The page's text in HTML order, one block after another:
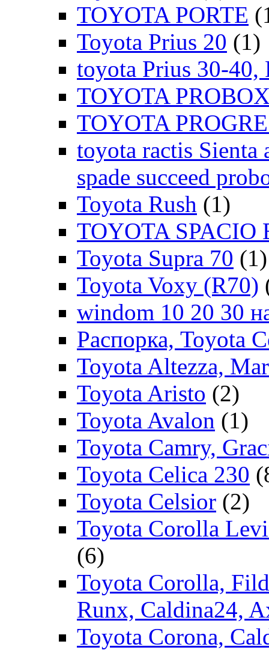
TOYOTA PORTE
Toyota Prius 20 (1)
toyota Prius 30-40,
TOYOTA
TOYOTA
toyota ractis Sienta
spade succeed
Toyota Rush (1)
TOYOTA SPACIO
Toyota Supra 70 (1)
Toyota Voxy (R70)
windom 10 20 30
Распорка, Toyota
Toyota Altezza,
Toyota Aristo (2)
Toyota Avalon (1)
Toyota Camry,
Toyota Celica 230
Toyota Celsior (2)
Toyota Corolla
(6)
Toyota Corolla,
Runx, Caldina24,
Toyota Corona,